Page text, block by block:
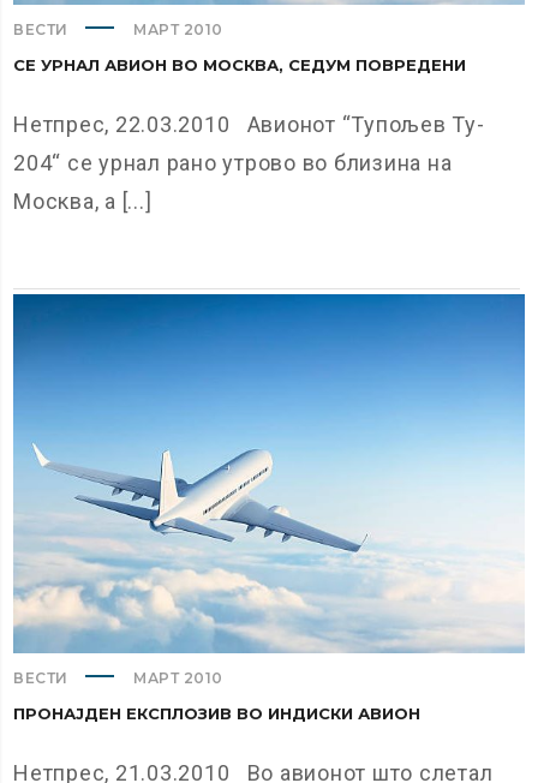
ВЕСТИ МАРТ 2010
СЕ УРНАЛ АВИОН ВО МОСКВА, СЕДУМ ПОВРЕДЕНИ
Нетпрес, 22.03.2010 Авионот “Тупољев Ту-
204“ се урнал рано утрово во близина на
Москва, а [...]
ВЕСТИ МАРТ 2010
ПРОНАЈДЕН ЕКСПЛОЗИВ ВО ИНДИСКИ АВИОН
Нетпрес, 21.03.2010 Во авионот што слетал